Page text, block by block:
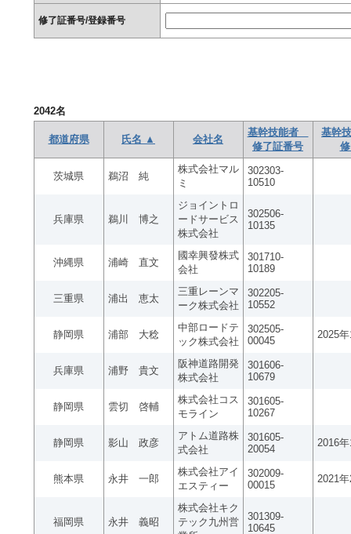
修了証番号/登録番号
2042名
都道府県 氏名 ▲ 会社名
基幹技能者
修了証番号
基幹
茨城県 鵜沼 純
株式会社マル
ミ
302303-
10510
兵庫県 鵜川 博之
ジョイントロ
ードサービス
株式会社
302506-
10135
沖縄県 浦崎 直文
國幸興發株式
会社
301710-
10189
三重県 浦出 恵太
三重レーンマ
ーク株式会社
302205-
10552
静岡県 浦部 大稔
中部ロードテ
ック株式会社
302505-
00045
2025
兵庫県 浦野 貴文
阪神道路開発
株式会社
301606-
10679
静岡県 雲切 啓輔
株式会社コス
モライン
301605-
10267
静岡県 影山 政彦
アトム道路株
式会社
301605-
20054
2016
熊本県 永井 一郎
株式会社アイ
エスティー
302009-
00015
2021
福岡県 永井 義昭
株式会社キク
テック九州営
301309-
10645